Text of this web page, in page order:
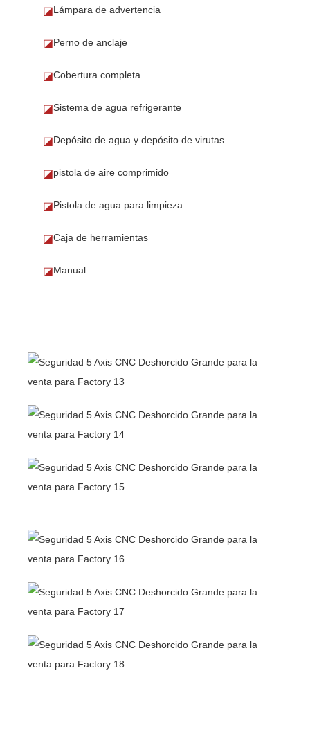
◪Lámpara de advertencia
◪Perno de anclaje
◪Cobertura completa
◪Sistema de agua refrigerante
◪Depósito de agua y depósito de virutas
◪pistola de aire comprimido
◪Pistola de agua para limpieza
◪Caja de herramientas
◪Manual